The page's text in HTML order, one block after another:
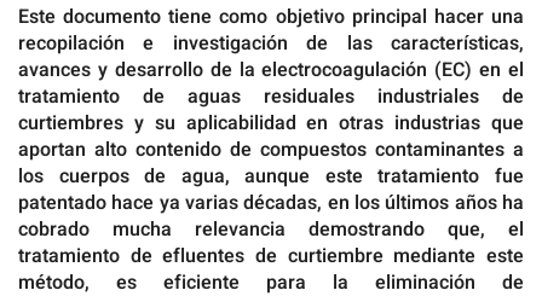
Este documento tiene como objetivo principal hacer una
recopilación e investigación de las características,
avances y desarrollo de la electrocoagulación (EC) en el
tratamiento de aguas residuales industriales de
curtiembres y su aplicabilidad en otras industrias que
aportan alto contenido de compuestos contaminantes a
los cuerpos de agua, aunque este tratamiento fue
patentado hace ya varias décadas, en los últimos años ha
cobrado mucha relevancia demostrando que, el
tratamiento de efluentes de curtiembre mediante este
método, es eficiente para la eliminación de